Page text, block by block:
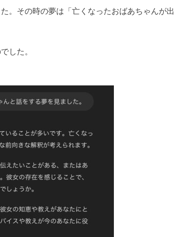
。その時の夢は「亡くなったおばあちゃんが出
した。